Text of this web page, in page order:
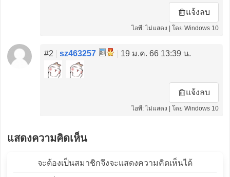
แจ้งลบ
ไอพี: ไม่แสดง | โดย Windows 10
#2 sz463257 19 ม.ค. 66 13:39 น.
แจ้งลบ
ไอพี: ไม่แสดง | โดย Windows 10
แสดงความคิดเห็น
จะต้องเป็นสมาชิกจึงจะแสดงความคิดเห็นได้